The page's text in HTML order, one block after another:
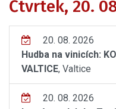
Čtvrtek, 20.
20. 08. 2026
Hudba na vinicích:
VALTICE, Valtice
20. 08. 2026